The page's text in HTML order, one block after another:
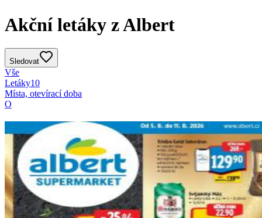
Akční letáky z Albert
Sledovat
Vše
Letáky10
Místa, otevírací doba
O